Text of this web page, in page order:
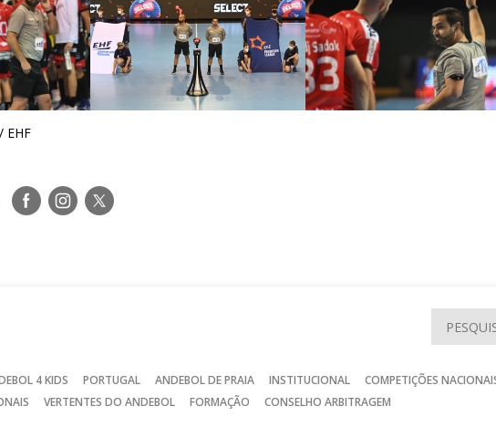
EHF
Siga-
nos
Siga-
nos
Siga-
nos
4 KIDS PORTUGAL ANDEBOL DE PRAIA INSTITUCIONAL
COMPETIÇÕES
VERTENTES DO ANDEBOL FORMAÇÃO CONSELHO ARBITRAGEM